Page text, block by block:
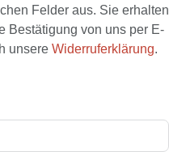
Felder aus. Sie erhalten
Bestätigung von uns per E-
unsere Widerruferklärung.